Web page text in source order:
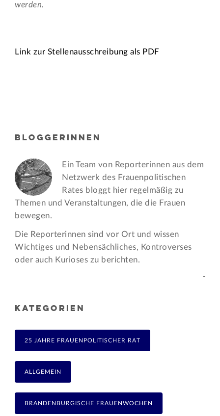
werden.
Link zur Stellenausschreibung als PDF
BLOGGERINNEN
Ein Team von Reporterinnen aus dem
Netzwerk des Frauen­politischen
Rates bloggt hier regelmäßig zu
Themen und Veran­staltungen, die die Frauen
bewegen.
Die Reporterinnen sind vor Ort und wissen
Wichtiges und Nebensächliches, Kontroverses
oder auch Kurioses zu berichten.
-
KATEGORIEN
25 JAHRE FRAUENPOLITISCHER RAT
ALLGEMEIN
BRANDENBURGISCHE FRAUENWOCHEN